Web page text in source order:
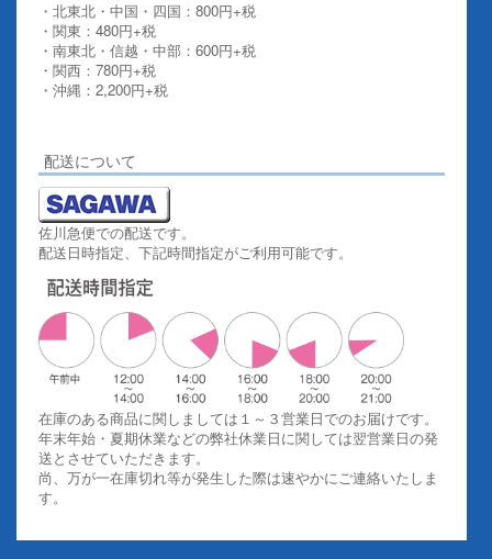
・北東北・中国・四国：800円+税
・関東：480円+税
・南東北・信越・中部：600円+税
・関西：780円+税
・沖縄：2,200円+税
配送について
佐川急便での配送です。
配送日時指定、下記時間指定がご利用可能です。
在庫のある商品に関しましては１～３営業日でのお届けです。
年末年始・夏期休業などの弊社休業日に関しては翌営業日の発
送とさせていただきます。
尚、万が一在庫切れ等が発生した際は速やかにご連絡いたしま
す。